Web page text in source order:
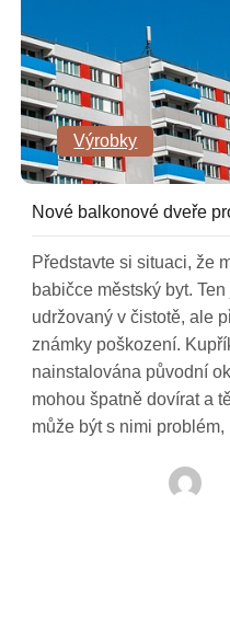
Výrobky
Nové balkonové dveře
Představte si situaci, že
babičce městský byt.
udržovaný v čistotě, ale
známky poškození.
nainstalována původní
mohou špatně dovírat a
může být s nimi